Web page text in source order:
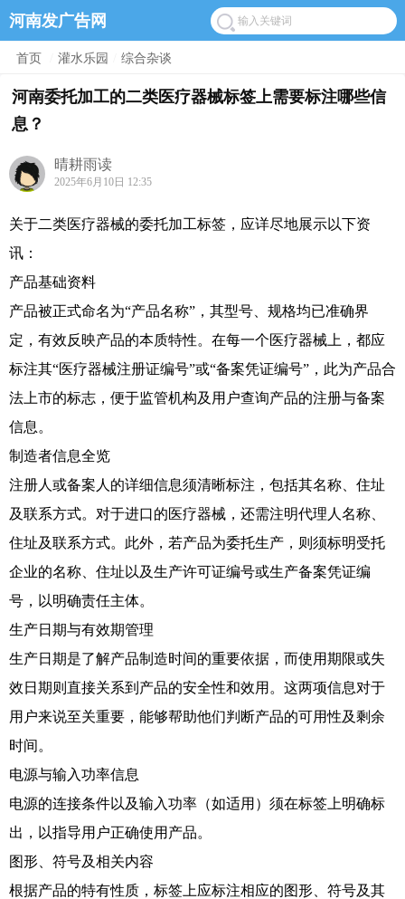
河南发广告网
首页 灌水乐园 综合杂谈
河南委托加工的二类医疗器械标签上需要标注哪些信
息？
晴耕雨读
2025年6月10日 12:35
关于二类医疗器械的委托加工标签，应详尽地展示以下资
讯：
产品基础资料
产品被正式命名为“产品名称”，其型号、规格均已准确界
定，有效反映产品的本质特性。在每一个医疗器械上，都应
标注其“医疗器械注册证编号”或“备案凭证编号”，此为产品合
法上市的标志，便于监管机构及用户查询产品的注册与备案
信息。
制造者信息全览
注册人或备案人的详细信息须清晰标注，包括其名称、住址
及联系方式。对于进口的医疗器械，还需注明代理人名称、
住址及联系方式。此外，若产品为委托生产，则须标明受托
企业的名称、住址以及生产许可证编号或生产备案凭证编
号，以明确责任主体。
生产日期与有效期管理
生产日期是了解产品制造时间的重要依据，而使用期限或失
效日期则直接关系到产品的安全性和效用。这两项信息对于
用户来说至关重要，能够帮助他们判断产品的可用性及剩余
时间。
电源与输入功率信息
电源的连接条件以及输入功率（如适用）须在标签上明确标
出，以指导用户正确使用产品。
图形、符号及相关内容
根据产品的特有性质，标签上应标注相应的图形、符号及其